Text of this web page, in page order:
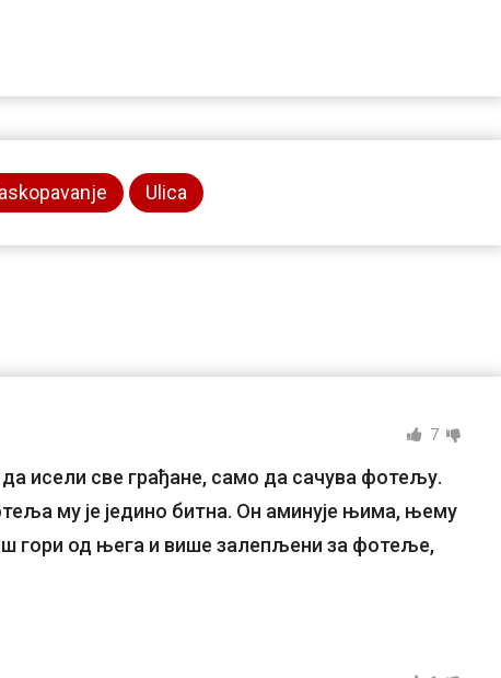
Ulica
7
исели све грађане, само да сачува фотељу.
му је једино битна. Он аминује њима, њему
гори од њега и више залепљени за фотеље,